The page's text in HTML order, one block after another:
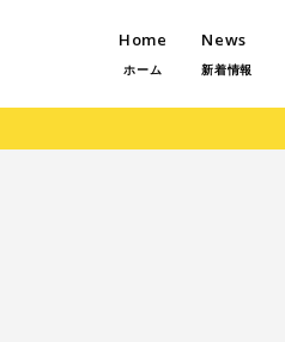
Home
ホーム
News
新着情報